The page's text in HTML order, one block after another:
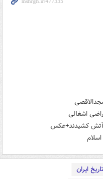
اشغالی
آتش کشیدند+عکس
ایران